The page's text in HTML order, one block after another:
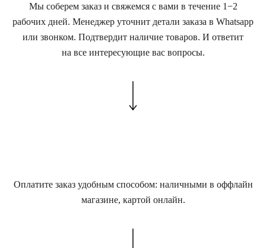
Мы соберем заказ и свяжемся с вами в течение 1−2
рабочих дней. Менеджер уточнит детали заказа в Whatsapp
или звонком. Подтвердит наличие товаров. И ответит
на все интересующие вас вопросы.
Оплатите заказ удобным способом: наличными в оффлайн
магазине, картой онлайн.